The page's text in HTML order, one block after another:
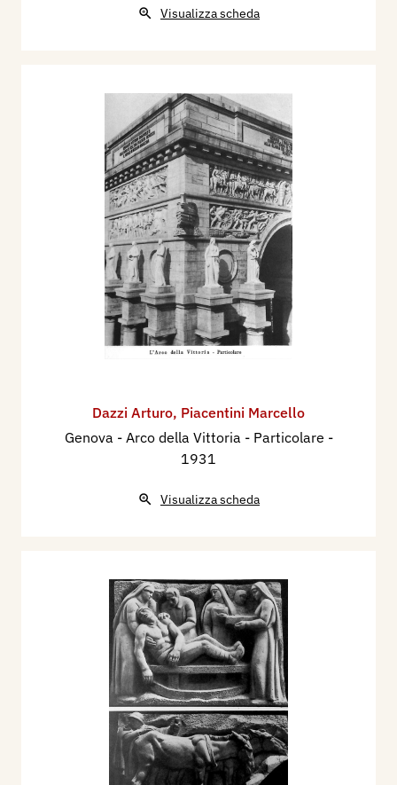
Visualizza scheda
Dazzi Arturo, Piacentini Marcello
Genova - Arco della Vittoria - Particolare -
1931
Visualizza scheda